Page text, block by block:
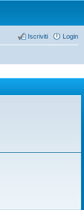
Login
Iscriviti